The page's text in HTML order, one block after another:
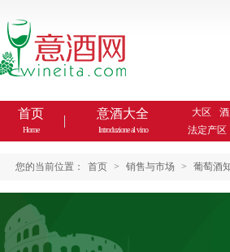
首页
Home
意酒大全
Introduzione al vino
大区
法定产区
您的当前位置： 首页 > 销售与市场 > 葡萄酒